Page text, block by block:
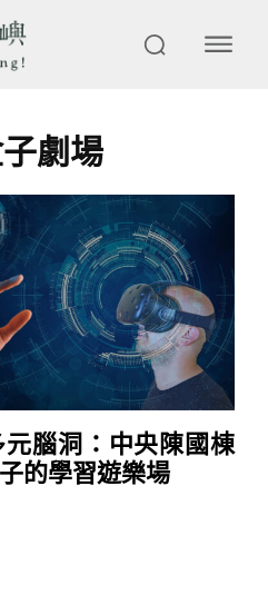
劇場
腦洞：中央陳國棟
的學習遊樂場